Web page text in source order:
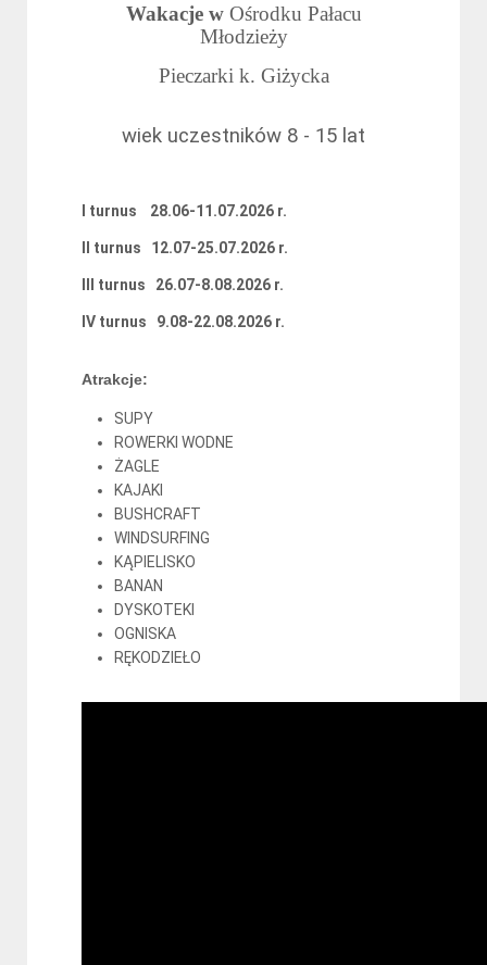
Wakacje w Ośrodku Pałacu
Młodzieży
Pieczarki k. Giżycka
wiek uczestników 8 - 15 lat
I turnus 28.06-11.07.2026 r.
II turnus 12.07-25.07.2026 r.
III turnus 26.07-8.08.2026 r.
IV turnus 9.08-22.08.2026 r.
Atrakcje:
SUPY
ROWERKI WODNE
ŻAGLE
KAJAKI
BUSHCRAFT
WINDSURFING
KĄPIELISKO
BANAN
DYSKOTEKI
OGNISKA
RĘKODZIEŁO